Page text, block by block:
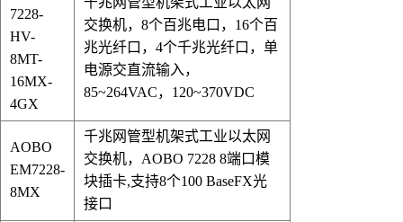
7228-
HV-
8MT-
16MX-
4GX
交换机， 8个百兆电口，16个百
兆光纤口，4个千兆光纤口 ， 单
电源交直流输入，
85~264VAC，120~370VDC
AOBO
EM7228-
8MX
千兆网管型机架式工业以太网
交换机， AOBO 7228 8端口模
块插卡,支持8个100 BaseFX光
接口